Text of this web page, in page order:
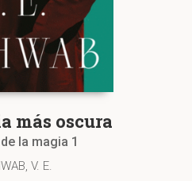
más oscura
la magia 1
V. E.